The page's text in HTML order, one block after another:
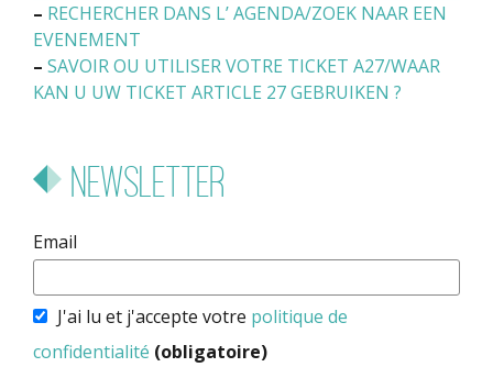
– RECHERCHER DANS L’ AGENDA/ZOEK NAAR EEN
EVENEMENT
– SAVOIR OU UTILISER VOTRE TICKET A27/WAAR
KAN U UW TICKET ARTICLE 27 GEBRUIKEN ?
Newsletter
Email
J'ai lu et j'accepte votre politique de
confidentialité (obligatoire)